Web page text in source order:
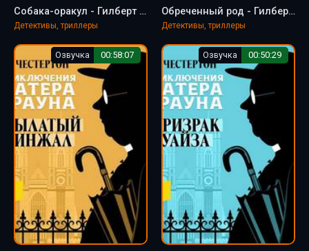
Собака-оракул - Гилберт Честертон
Детективы, триллеры
Обреченный род - Гилберт Кит Честертон
Детективы, триллеры
Озвучка 00:58:07 Озвучка 00:50:29